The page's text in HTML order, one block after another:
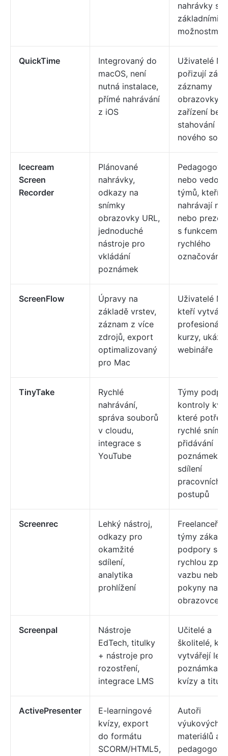
nahrávky se
základními
možnostmi
QuickTime
Integrovaný do
macOS, není
nutná instalace,
přímé nahrávání
z iOS
Uživatelé
pořizují
záznamy
obrazovky
zařízení bez
stahování
nového
Icecream
Screen
Recorder
Plánované
nahrávky,
odkazy na
snímky
obrazovky URL,
jednoduché
nástroje pro
vkládání
poznámek
Pedagogové
nebo
týmů, kteří
nahrávají
nebo
s funkcemi
rychlého
označování
ScreenFlow
Úpravy na
základě vrstev,
záznam z více
zdrojů, export
optimalizovaný
pro Mac
Uživatelé
kteří
profesionální
kurzy,
webináře
TinyTake
Rychlé
nahrávání,
správa souborů
v cloudu,
integrace s
YouTube
Týmy
kontroly
které
rychlé
přidávání
poznámek a
sdílení
pracovních
postupů
Screenrec
Lehký nástroj,
odkazy pro
okamžité
sdílení,
analytika
prohlížení
Freelanceři a
týmy
podpory
rychlou
vazbu nebo
pokyny na
obrazovce
Screenpal
Nástroje
EdTech, titulky
+ nástroje pro
rozostření,
integrace LMS
Učitelé a
školitelé,
vytvářejí
kvízy a
ActivePresenter
E-learningové
kvízy, export
do formátu
SCORM/HTML5,
Autoři
výukových
materiálů a
pedagogové,